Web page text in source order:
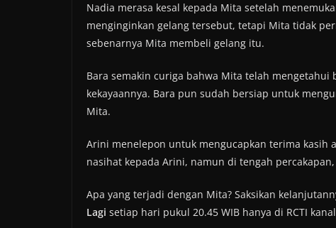
Nadia merasa kesal kepada Mita setelah
menginginkan gelang tersebut, tetapi Mita tidak
sebenarnya Mita membeli gelang itu.
Bara semakin curiga bahwa Mita telah
kekayaannya. Bara pun sudah bersiap untuk
Mita.
Arini menelepon untuk mengucapkan terima
nasihat kepada Arini, namun di tengah
Apa yang terjadi dengan Mita? Saksikan
Lagi setiap hari pukul 20.45 WIB hanya di RCTI